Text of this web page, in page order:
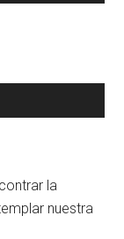
la
nuestra